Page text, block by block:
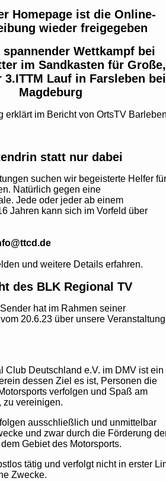
Homepage ist die Online-
wieder freigegeben
spannender Wettkampf bei
im Sandkasten für Große,
3.ITTM Lauf in Farsleben bei
Magdeburg
erklärt im Bericht von OrtsTV
statt nur dabei
suchen wir begeisterte Helfer für
Natürlich gegen eine
Jede oder jeder ab einem
Jahren kann sich im Vorfeld über
und weitere Details erfahren.
des BLK Regional TV
hat im Rahmen seiner
20.6.23 über unsere Veranstaltung
Club Deutschland e.V. im DMV ist ein
dessen Ziel es ist, Personen die
verfolgen und Spaß am
zu vereinigen.
ausschließlich und unmittelbar
und zwar durch die Förderung
Gebiet des Motorsports.
tätig und verfolgt nicht in erster
Zwecke.